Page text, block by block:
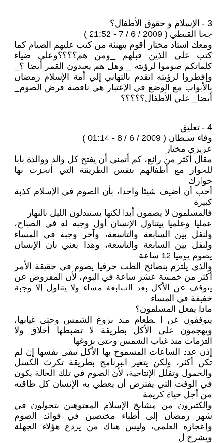
3 - الإسلام و حقوق الأطفال؟
جحا القبطي ( 2009 / 6 / 7 - 21:52 )
ومعك استاذ مختار أقوم بتهنئة من كتب عليهم الصيام كما
كتب علي الذين قبلهم _ومن هم؟؟؟؟وعلي ضياء
كلماتكم صوموا لرؤيته _ وهل هم يعبدون القمر أيضا ؟_
وإفطروا لرؤيته اتقدم بالتهاني إلي أمة الإسلام رمضان
بالأبواب مع الوضع في الإعتبار هي ناقصة فرض الصوم_
أيضا_ علي الأطفال؟؟؟؟؟
4 - تعليق
وفاء سلطان ( 2009 / 6 / 8 - 01:14 )
عزيزي مختار
مقال أكثر من رائع، كم أتمنى أن يفتح كل والد ووالدة بابا
للحوار مع أطفالهم بنفس الطريقة التي أنجزت بها
حوارك
أحب أن أضيف شيئا واحدا، بأن الصوم في الإسلام كذبة
كبيرة
فالمسلمون لا يصمون أبدا لكنها يستبدلون الليل بالنهار
عمليا وعلميا ييتناول الإنسان أول وجبة له في الصباح،
ولنقل بين السابعة والتاسعة، وآخر وجبة في المساء
ولنقل بين السابعة والتاسعة، وهذا يعني بأن الإنسان
يصوم يوميا 12 ساعة
والذي يلتزم بنصائح الطب حرفيا يصوم في حقيقة الأمر
أكثر من خمسة عشر ساعة في اليوم، لأن المفروض عن
يتوقف عن الأكل بعد السابعة مساء ولا يتناول إلا وجبة
خفيفة في المساء
ماذا يفعل المسلمون؟
يتوقفون عن ا لطعام منذ بزوغ الشمس وحتى غيابها،
ويهجمون على الأكل بطريقة لا تضبطها أخلاق ولا
التزمات منذ غياب الشمس وحتى بزوغها
إذن عدد الساعات المسموح بها الأكل تبقى نفسها إن لم
تكن أكثر، ولكن يتغير البرنامج بطريقة تكرث الكسل
والخمول وتقلل الإنتاجية، لأن الصوم في تلك الحالة يكون
في الوقت التي يفترض أن يعطي به الإنسان كل طاقته
من أجل حياة كريمة
والكثيرون من مشايخ الإسلام المعتوهين يتحولون في
شهر رمضان إلى أطباء مختصين في فوائد الصوم
وإعجازه العلمي، وليس هناك من يردع هؤلاء الجهلة
ويشرح ل